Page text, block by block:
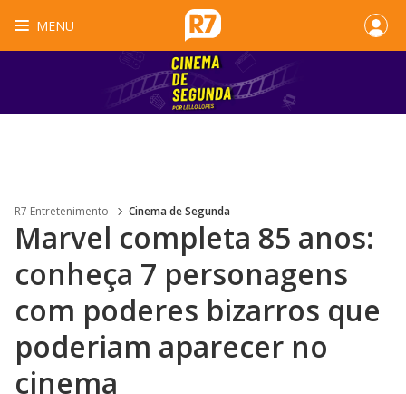
MENU
R7 Entretenimento Cinema de Segunda
Marvel completa 85 anos:
conheça 7 personagens
com poderes bizarros que
poderiam aparecer no
cinema